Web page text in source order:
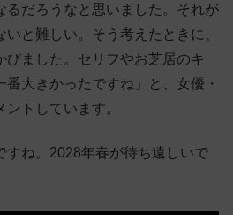
るだろうなと思いました。それが
と難しい。そう考えたときに、
びました。セリフやお芝居のキ
大きかったですね」と、女優・
トしています。
すね。2028年春が待ち遠しいで